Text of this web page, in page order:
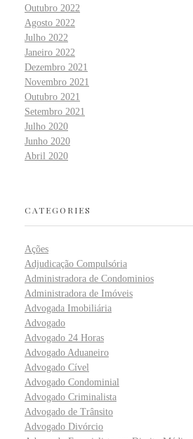
Outubro 2022
Agosto 2022
Julho 2022
Janeiro 2022
Dezembro 2021
Novembro 2021
Outubro 2021
Setembro 2021
Julho 2020
Junho 2020
Abril 2020
CATEGORIES
Ações
Adjudicação Compulsória
Administradora de Condominios
Administradora de Imóveis
Advogada Imobiliária
Advogado
Advogado 24 Horas
Advogado Aduaneiro
Advogado Cível
Advogado Condominial
Advogado Criminalista
Advogado de Trânsito
Advogado Divórcio